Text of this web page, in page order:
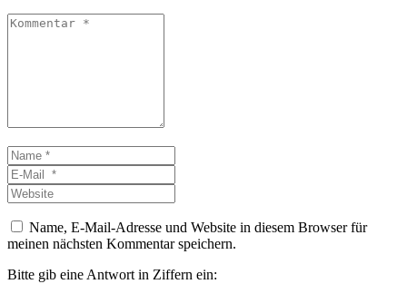
Kommentar
Name
*E-
Mail
*
Website
Name, E-Mail-Adresse und Website in diesem Browser für
meinen nächsten Kommentar speichern.
Bitte gib eine Antwort in Ziffern ein: